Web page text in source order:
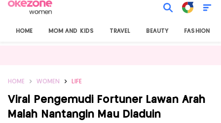
HOME MOM AND KIDS TRAVEL BEAUTY FASHION
HOME WOMEN LIFE
Viral Pengemudi Fortuner Lawan Arah
Malah Nantangin Mau Diaduin